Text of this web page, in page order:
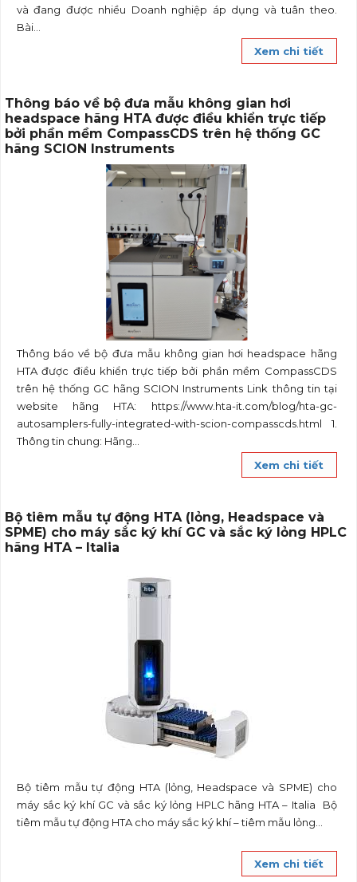
và đang được nhiều Doanh nghiệp áp dụng và tuân theo.
Bài...
Xem chi tiết
Thông báo về bộ đưa mẫu không gian hơi
headspace hãng HTA được điều khiển trực tiếp
bởi phần mềm CompassCDS trên hệ thống GC
hãng SCION Instruments
Thông báo về bộ đưa mẫu không gian hơi headspace hãng
HTA được điều khiển trực tiếp bởi phần mềm CompassCDS
trên hệ thống GC hãng SCION Instruments Link thông tin tại
website hãng HTA: https://www.hta-it.com/blog/hta-gc-
autosamplers-fully-integrated-with-scion-compasscds.html 1.
Thông tin chung: Hãng...
Xem chi tiết
Bộ tiêm mẫu tự động HTA (lỏng, Headspace và
SPME) cho máy sắc ký khí GC và sắc ký lỏng HPLC
hãng HTA – Italia
Bộ tiêm mẫu tự động HTA (lỏng, Headspace và SPME) cho
máy sắc ký khí GC và sắc ký lỏng HPLC hãng HTA – Italia Bộ
tiêm mẫu tự động HTA cho máy sắc ký khí – tiêm mẫu lỏng...
Xem chi tiết